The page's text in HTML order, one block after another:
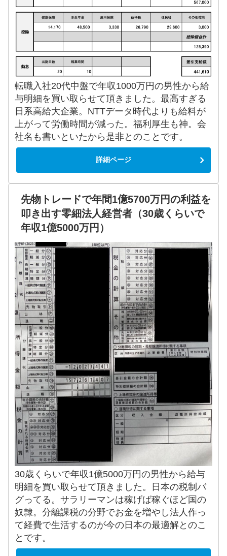
転職入社20代中盤で年収1000万円の男性から給
与明細を買い取らせて頂きました。最高すぎる
日系高給大企業。NTTデータ時代よりも給料が
上がって労働時間が減った。福利厚生も神。会
社名も書いといたから是非とのことです。
詳細ページ
先物トレードで年間1億5700万円の利益を
叩き出す零細法人経営者（30歳くらいで
年収1億5000万円）
30歳くらいで年収1億5000万円の男性から給与
明細を買い取らせて頂きました。日本の税制バ
グってる。サラリーマンは稼げば稼ぐほど国の
奴隷。分離課税の分野でお金を増やし法人作っ
て経費で生活するのが今の日本の最適解とのこ
とです。